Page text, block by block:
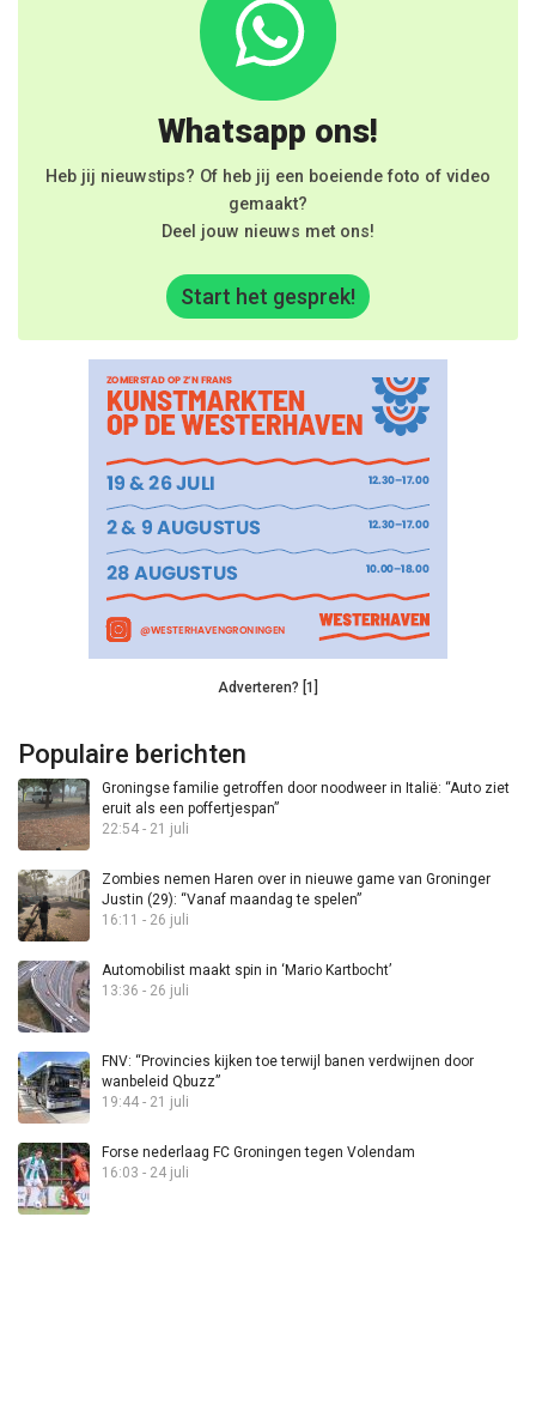
Whatsapp ons!
Heb jij nieuwstips? Of heb jij een boeiende foto of video
gemaakt?
Deel jouw nieuws met ons!
Start het gesprek!
Adverteren? [1]
Populaire berichten
Groningse familie getroffen door noodweer in Italië: “Auto ziet
eruit als een poffertjespan”
22:54 - 21 juli
Zombies nemen Haren over in nieuwe game van Groninger
Justin (29): “Vanaf maandag te spelen”
16:11 - 26 juli
Automobilist maakt spin in ‘Mario Kartbocht’
13:36 - 26 juli
FNV: “Provincies kijken toe terwijl banen verdwijnen door
wanbeleid Qbuzz”
19:44 - 21 juli
Forse nederlaag FC Groningen tegen Volendam
16:03 - 24 juli